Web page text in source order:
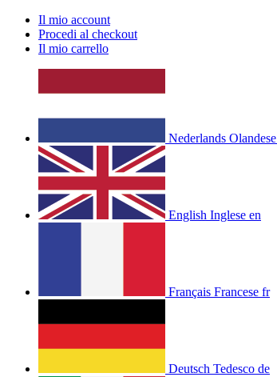
Il mio account
Procedi al checkout
Il mio carrello
Nederlands Olandese
English Inglese en
Français Francese fr
Deutsch Tedesco de